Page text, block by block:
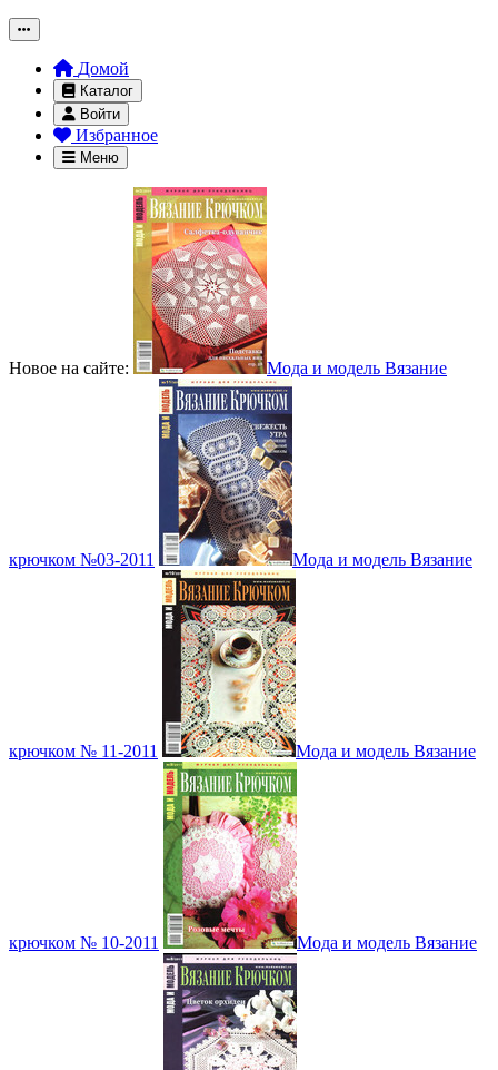
Домой
Каталог
Войти
Избранное
Меню
Новое на сайте: Мода и модель Вязание
крючком №03-2011 Мода и модель Вязание
крючком № 11-2011 Мода и модель Вязание
крючком № 10-2011 Мода и модель Вязание